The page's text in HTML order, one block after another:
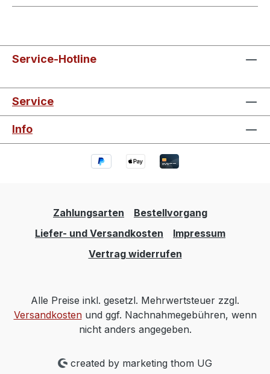
Service-Hotline
Service
Info
Zahlungsarten
Bestellvorgang
Liefer- und Versandkosten
Impressum
Vertrag widerrufen
Alle Preise inkl. gesetzl. Mehrwertsteuer zzgl.
Versandkostenund ggf. Nachnahmegebühren, wenn
nicht anders angegeben.
created by marketing thom UG